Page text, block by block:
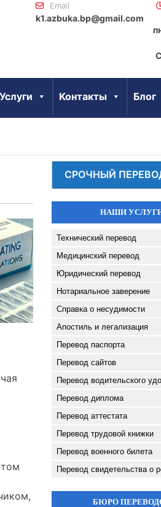
Email
k1.azbuka.bp@gmail.com
Услуги Контакты Блог
СРОЧНЫЙ
НАШИ
Технический перевод
Медицинский перевод
Юридический перевод
Нотариальное заверение
Справка о несудимости
Апостиль и легализация
Перевод паспорта
Перевод сайтов
Перевод водительского
Перевод диплома
Перевод аттестата
Перевод трудовой книжки
Перевод военного билета
Перевод свидетельства о
БЮРО